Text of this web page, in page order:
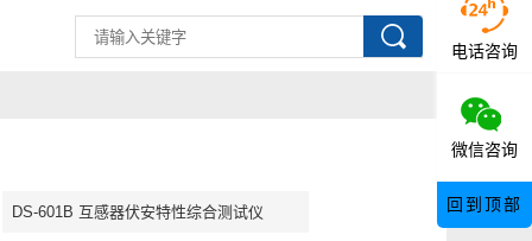
DS-601B 互感器伏安特性综合测试仪
电话咨询
微信咨询
回到顶部